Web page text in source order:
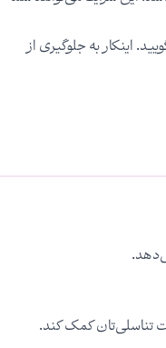
اینکار به جلوگیری از
تناسلی‌تان کمک کند.